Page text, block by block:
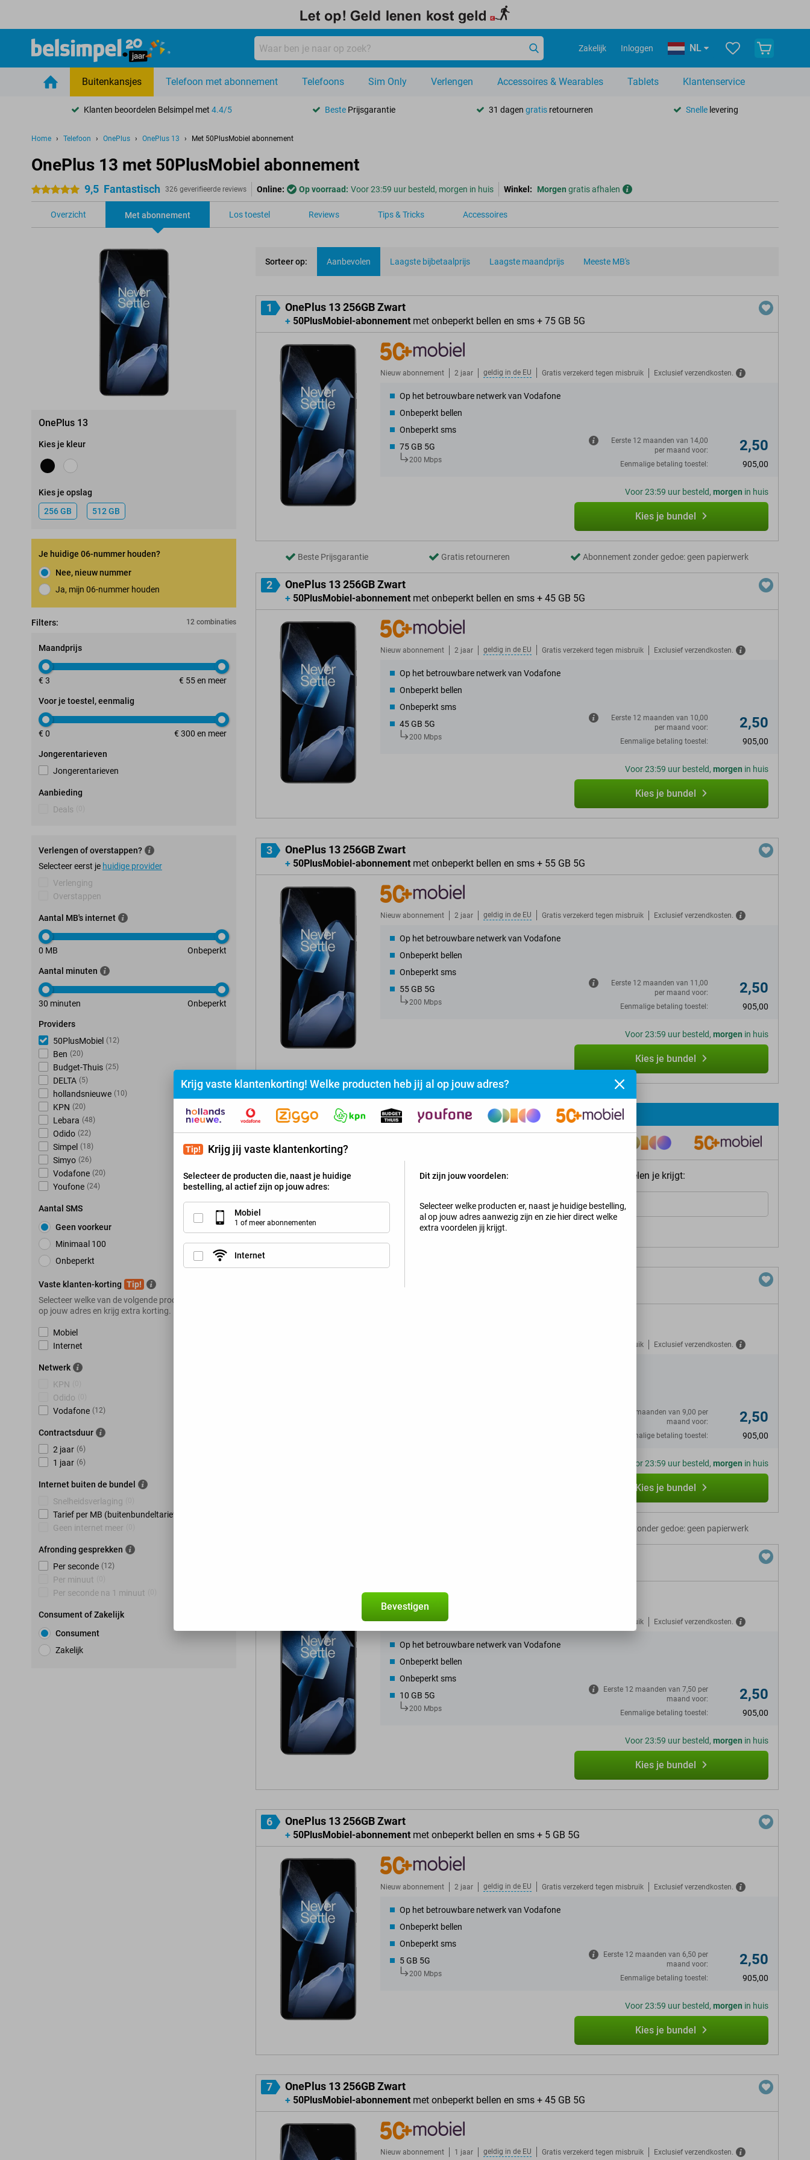
Zakelijk Inloggen NL
Buitenkansjes Telefoon met abonnement Telefoons Sim Only Verlengen Accessoires & Wearables Tablets Klantenservice
Klanten beoordelen Belsimpel met4.4/5 Beste Prijsgarantie 31 dagen gratisretourneren Snellelevering
Home Telefoon OnePlus OnePlus 13 Met 50PlusMobiel abonnement
OnePlus 13 met 50PlusMobiel abonnement
5 sterren 9,5 Fantastisch 326 geverifieerde reviews Online: Op voorraad: Voor 23:59 uur besteld, morgen in huis Winkel: Morgen gratis afhalen
Overzicht Met abonnement Los toestel Reviews Tips & Tricks Accessoires
OnePlus 13
Kies je kleur
Kies je opslag
256 GB
512 GB
Je huidige 06-nummer houden?
Nee, nieuw nummer
Ja, mijn 06-nummer houden
Nummerbehoudgarantie
Filters:
12 combinaties
Maandprijs
€ 3 € 55 en meer
Voor je toestel, eenmalig
€ 0 € 300 en meer
Jongerentarieven
Jongerentarieven
Aanbieding
Deals
Verlengen of overstappen?
Selecteer eerst je huidige provider
Verlenging
Overstappen
Aantal MB's internet
0 MB Onbeperkt
Aantal minuten
30 minuten Onbeperkt
Providers
50PlusMobiel (12)
Ben (20)
Budget-Thuis (25)
DELTA (5)
hollandsnieuwe (10)
KPN (20)
Lebara (48)
Odido (22)
Simpel (18)
Simyo (26)
Vodafone (20)
Youfone (24)
Aantal SMS
Geen voorkeur
Minimaal 100
Onbeperkt
Vaste klanten-korting Tip!
Selecteer welke van de volgende producten je hebt
op jouw adres en krijg extra korting.
Mobiel
Internet
Netwerk
KPN
Odido
Vodafone (12)
Contractsduur
2 jaar (6)
1 jaar (6)
Internet buiten de bundel
Snelheidsverlaging
Tarief per MB (buitenbundeltarief)
Geen internet meer
Afronding gesprekken
Per seconde (12)
Per minuut
Per seconde na 1 minuut
Consument of Zakelijk
Consument
Zakelijk
Sorteer op: Aanbevolen Laagste bijbetaalprijs Laagste maandprijs Meeste MB's
1 OnePlus 13 256GB Zwart
+ 50PlusMobiel-abonnement met onbeperkt bellen en sms + 75 GB 5G
Nieuw abonnement 2 jaar geldig in de EU Gratis verzekerd tegen misbruik Exclusief verzendkosten.
Op het betrouwbare netwerk van Vodafone
Onbeperkt bellen
Onbeperkt sms
75 GB 5G
200 Mbps
Eerste 12 maanden van 14,00
per maand voor:
2,50
Eenmalige betaling toestel: 905,00
Voor 23:59 uur besteld, morgen in huis
Kies je bundel
Beste Prijsgarantie Gratis retourneren Abonnement zonder gedoe: geen papierwerk
2 OnePlus 13 256GB Zwart
+ 50PlusMobiel-abonnement met onbeperkt bellen en sms + 45 GB 5G
Nieuw abonnement 2 jaar geldig in de EU Gratis verzekerd tegen misbruik Exclusief verzendkosten.
Op het betrouwbare netwerk van Vodafone
Onbeperkt bellen
Onbeperkt sms
45 GB 5G
200 Mbps
Eerste 12 maanden van 10,00
per maand voor:
2,50
Eenmalige betaling toestel: 905,00
Voor 23:59 uur besteld, morgen in huis
Kies je bundel
3 OnePlus 13 256GB Zwart
+ 50PlusMobiel-abonnement met onbeperkt bellen en sms + 55 GB 5G
Nieuw abonnement 2 jaar geldig in de EU Gratis verzekerd tegen misbruik Exclusief verzendkosten.
Op het betrouwbare netwerk van Vodafone
Onbeperkt bellen
Onbeperkt sms
55 GB 5G
200 Mbps
Eerste 12 maanden van 11,00
per maand voor:
2,50
Eenmalige betaling toestel: 905,00
Voor 23:59 uur besteld, morgen in huis
Kies je bundel
Krijg jij vaste klanten- of familiekorting bij Belsimpel?
Tip! Selecteer de producten die al actief zijn op jouw adres en zie meteen welke voordelen je krijgt:
Mobiel Internet
Bekijk welke kortingen en extra's jij kunt krijgen
Gratis verzekerd tegen misbruik Exclusief verzendkosten.
Eerste 12 maanden van 9,00 per
maand voor:
2,50
Eenmalige betaling toestel: 905,00
Voor 23:59 uur besteld, morgen in huis
Kies je bundel
Abonnement zonder gedoe: geen papierwerk
Nieuw abonnement Gratis verzekerd tegen misbruik Exclusief verzendkosten.
Op het betrouwbare netwerk van Vodafone
Onbeperkt bellen
Onbeperkt sms
10 GB 5G
200 Mbps
Eerste 12 maanden van 7,50 per
maand voor:
2,50
Eenmalige betaling toestel: 905,00
Voor 23:59 uur besteld, morgen in huis
Kies je bundel
6 OnePlus 13 256GB Zwart
+ 50PlusMobiel-abonnement met onbeperkt bellen en sms + 5 GB 5G
Nieuw abonnement 2 jaar geldig in de EU Gratis verzekerd tegen misbruik Exclusief verzendkosten.
Op het betrouwbare netwerk van Vodafone
Onbeperkt bellen
Onbeperkt sms
5 GB 5G
200 Mbps
Eerste 12 maanden van 6,50 per
maand voor:
2,50
Eenmalige betaling toestel: 905,00
Voor 23:59 uur besteld, morgen in huis
Kies je bundel
7 OnePlus 13 256GB Zwart
+ 50PlusMobiel-abonnement met onbeperkt bellen en sms + 45 GB 5G
Nieuw abonnement 1 jaar geldig in de EU Gratis verzekerd tegen misbruik Exclusief verzendkosten.
Krijg vaste klantenkorting! Welke producten heb jij al op jouw adres?
Tip! Krijg jij vaste klantenkorting?
Selecteer de producten die, naast je huidige
bestelling, al actief zijn op jouw adres:
Mobiel
1 of meer abonnementen
Internet
Dit zijn jouw voordelen:
Selecteer welke producten er, naast je huidige bestelling,
al op jouw adres aanwezig zijn en zie hier direct welke
extra voordelen jij krijgt.
Bevestigen